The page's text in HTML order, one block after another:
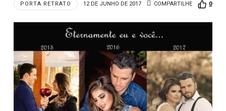
PORTA RETRATO 12 DE JUNHO DE 2017 COMPARTILHE 0